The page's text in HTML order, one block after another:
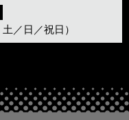
／日／祝日）